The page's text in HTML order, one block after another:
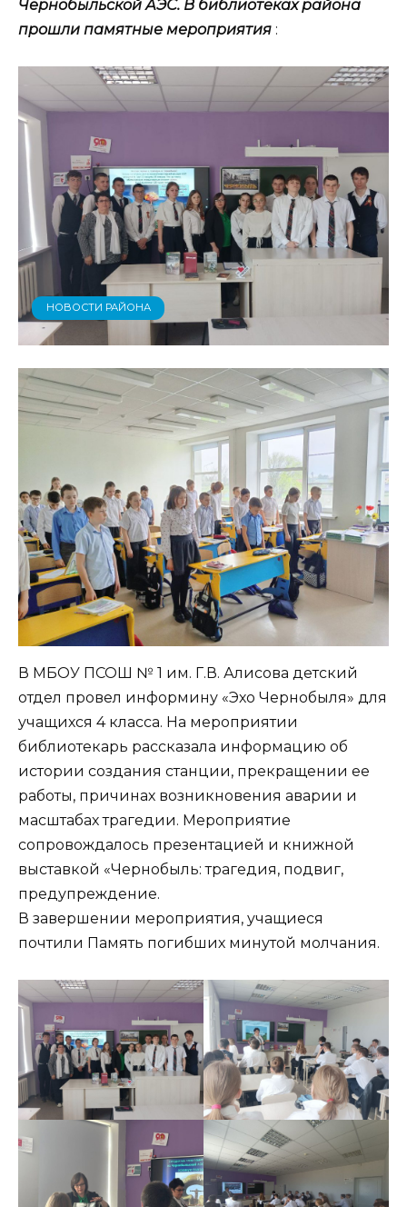
Чернобыльской АЭС. В библиотеках района
прошли памятные мероприятия :
НОВОСТИ РАЙОНА
В МБОУ ПСОШ № 1 им. Г.В. Алисова детский
отдел провел информину «Эхо Чернобыля» для
учащихся 4 класса. На мероприятии
библиотекарь рассказала информацию об
истории создания станции, прекращении ее
работы, причинах возникновения аварии и
масштабах трагедии. Мероприятие
сопровождалось презентацией и книжной
выставкой «Чернобыль: трагедия, подвиг,
предупреждение.
В завершении мероприятия, учащиеся
почтили Память погибших минутой молчания.